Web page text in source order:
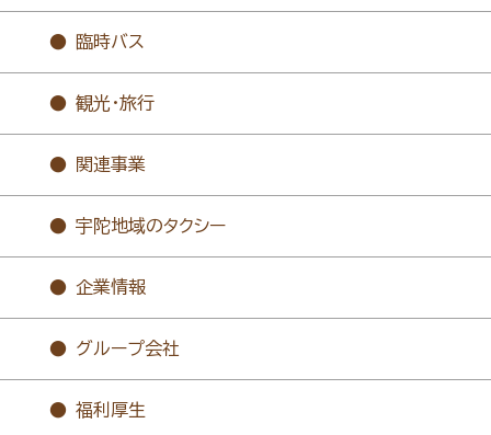
臨時バス
観光・旅行
関連事業
宇陀地域のタクシー
企業情報
グループ会社
福利厚生